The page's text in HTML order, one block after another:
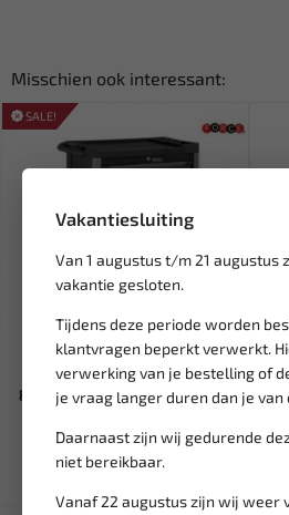
Vakantiesluiting
Van 1 augustus t/m 21 augustus
vakantie gesloten.
Tijdens deze periode worden
klantvragen beperkt verwerkt.
verwerking van je bestelling of
je vraag langer duren dan je van
Daarnaast zijn wij gedurende
niet bereikbaar.
Vanaf 22 augustus zijn wij weer
Misschien ook interessant:
SALE!
Niet op voorraad
FORCE Practical
gereedschapwagen 415-delig
2.179,39
2.563,99
Ex. btw: € 1.801,15